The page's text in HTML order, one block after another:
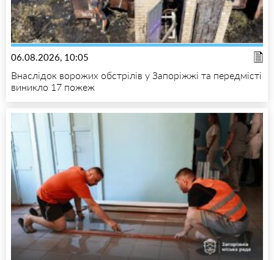
06.08.2026, 10:05
Внаслідок ворожих обстрілів у Запоріжжі та передмісті
виникло 17 пожеж